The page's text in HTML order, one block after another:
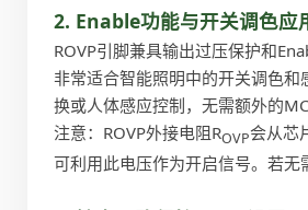
2. Enable功能与开关调色应
ROVP引脚兼具输出过压保护和
非常适合智能照明中的开关调色
换或人体感应控制，无需额外的
注意：ROVP外接电阻ROVP会从芯
可利用此电压作为开启信号。若无